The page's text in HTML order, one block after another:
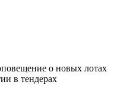
о новых лотах
в тендерах